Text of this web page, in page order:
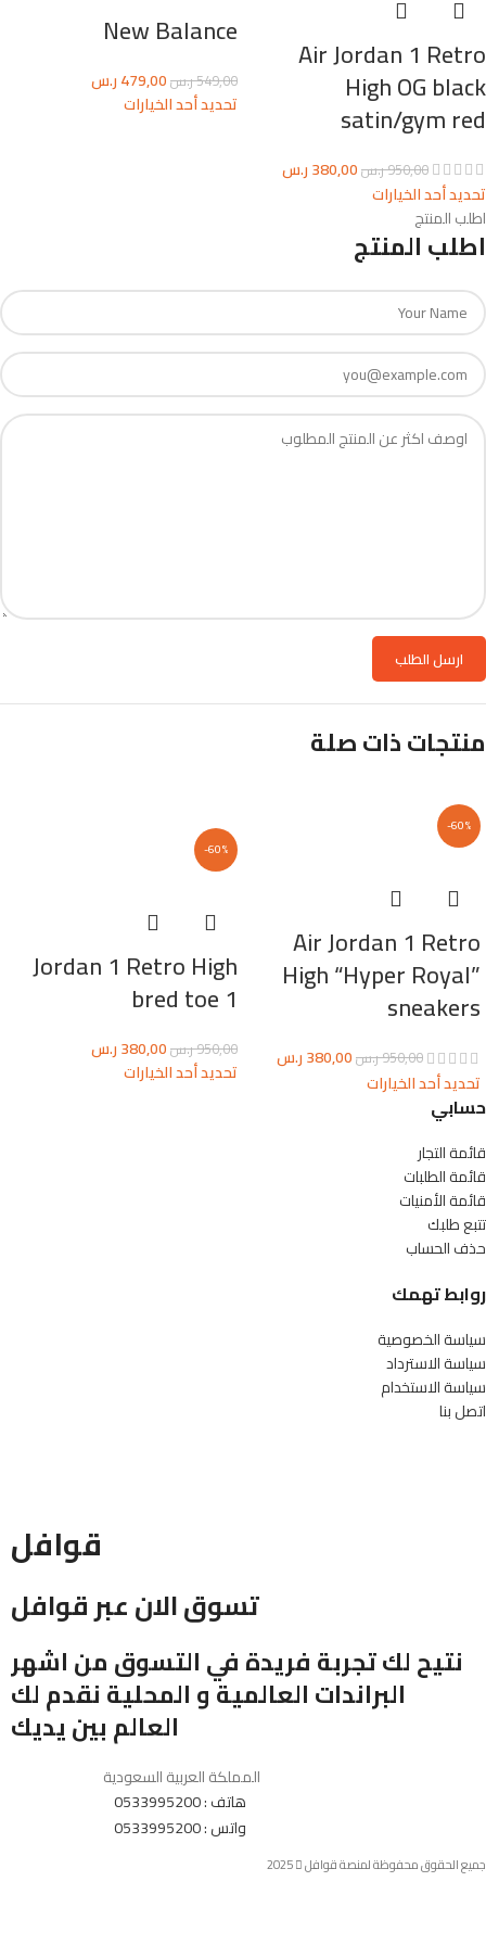
Air Jordan 1 Retro
High OG black
satin/gym red
950,00ر.س380,00ر.س
تحديد أحد الخيارات
New Balance
549,00ر.س479,00ر.س
تحديد أحد الخيارات
اطلب المنتج
اطلب المنتج
منتجات ذات صلة
-60%
Air Jordan 1 Retro
High “Hyper Royal”
sneakers
950,00ر.س380,00ر.س
تحديد أحد الخيارات
-60%
Jordan 1 Retro High
bred toe 1
950,00ر.س380,00ر.س
تحديد أحد الخيارات
حسابي
قائمة التجار
قائمة الطلبات
قائمة الأمنيات
تتبع طلبك
حذف الحساب
روابط تهمك
سياسة الخصوصية
سياسة الاسترداد
سياسة الاستخدام
اتصل بنا
قوافل
تسوق الان عبر قوافل
نتيح لك تجربة فريدة في التسوق من اشهر
البراندات العالمية و المحلية نقدم لك
العالم بين يديك
المملكة العربية السعودية
هاتف : 0533995200
واتس : 0533995200
جميع الحقوق محفوظة لمنصة قوافل